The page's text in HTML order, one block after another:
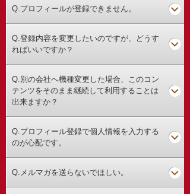
Q.プロフィールが登録できません。
Q.登録内容を変更したいのですが、どうす
ればいいですか？
Q.別の会社へ機種変更した場合、このコン
テンツをそのまま継続して利用することは
出来ますか？
Q.プロフィール登録で個人情報を入力する
のが心配です。
Q.メルマガを送らないでほしい。